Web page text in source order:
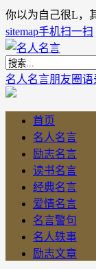
你以为自己很L，
sitemap手机扫一扫
名人名言朋友圈语
首页
名人名言
励志名言
读书名言
经典名言
爱情名言
名言警句
名人轶事
励志文章